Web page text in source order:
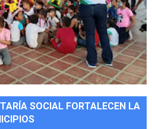
SOCIAL FORTALECEN LA